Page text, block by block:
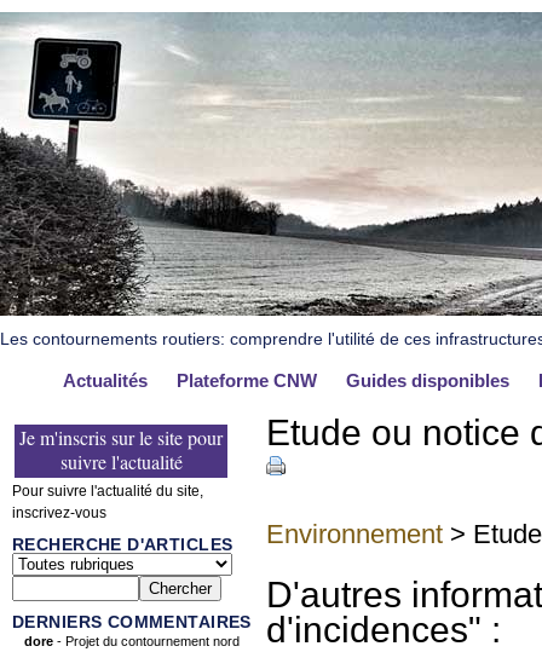
Les contournements routiers: comprendre l'utilité de ces
Actualités Plateforme CNW Guides disponibles
Je m'inscris sur le site pour
suivre l'actualité
Pour suivre l'actualité du site,
inscrivez-vous
RECHERCHE D'ARTICLES
DERNIERS COMMENTAIRES
dore - Projet du contournement nord
Etude ou notice
Environnement >
D'autres
d'incidences" :